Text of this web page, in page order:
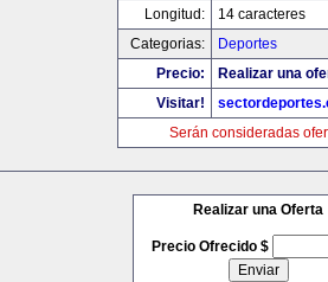
Longitud:
14 caracteres
Categorias:
Deportes
Precio:
Realizar una
Visitar!
Serán consideradas
Realizar una Oferta
Precio Ofrecido $